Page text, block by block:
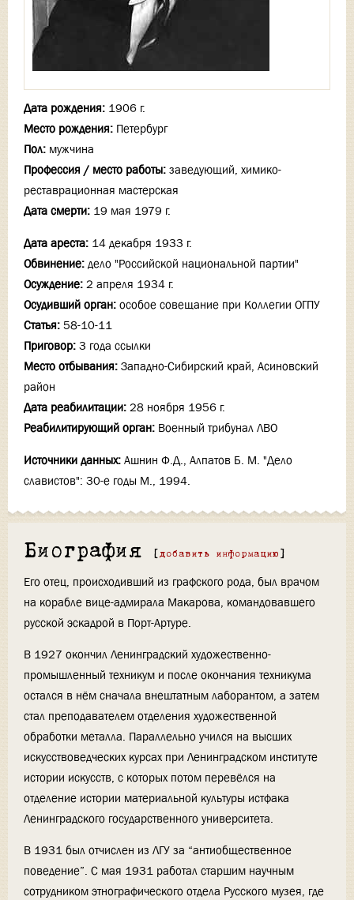
Дата рождения: 1906 г.
Место рождения: Петербург
Пол: мужчина
Профессия / место работы: заведующий, химико-
реставрационная мастерская
Дата смерти: 19 мая 1979 г.
Дата ареста: 14 декабря 1933 г.
Обвинение: дело "Российской национальной партии"
Осуждение: 2 апреля 1934 г.
Осудивший орган: особое совещание при Коллегии ОГПУ
Статья: 58-10-11
Приговор: 3 года ссылки
Место отбывания: Западно-Сибирский край, Асиновский
район
Дата реабилитации: 28 ноября 1956 г.
Реабилитирующий орган: Военный трибунал ЛВО
Источники данных: Ашнин Ф.Д., Алпатов Б. М. "Дело
славистов": 30-е годы М., 1994.
Биография [ добавить информацию ]
Его отец, происходивший из графского рода, был врачом
на корабле вице-адмирала Макарова, командовавшего
русской эскадрой в Порт-Артуре.
В 1927 окончил Ленинградский художественно-
промышленный техникум и после окончания техникума
остался в нём сначала внештатным лаборантом, а затем
стал преподавателем отделения художественной
обработки металла. Параллельно учился на высших
искусствоведческих курсах при Ленинградском институте
истории искусств, с которых потом перевёлся на
отделение истории материальной культуры истфака
Ленинградского государственного университета.
В 1931 был отчислен из ЛГУ за “антиобщественное
поведение”. С мая 1931 работал старшим научным
сотрудником этнографического отдела Русского музея, где